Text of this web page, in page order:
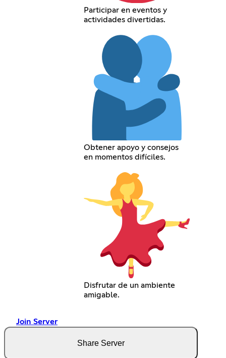
Participar en eventos y
actividades divertidas.
Obtener apoyo y consejos
en momentos difíciles.
Disfrutar de un ambiente
amigable.
Join Server
Share Server